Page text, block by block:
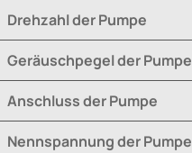
Drehzahl der Pumpe
Geräuschpegel der Pumpe
Anschluss der Pumpe
Nennspannung der Pumpe